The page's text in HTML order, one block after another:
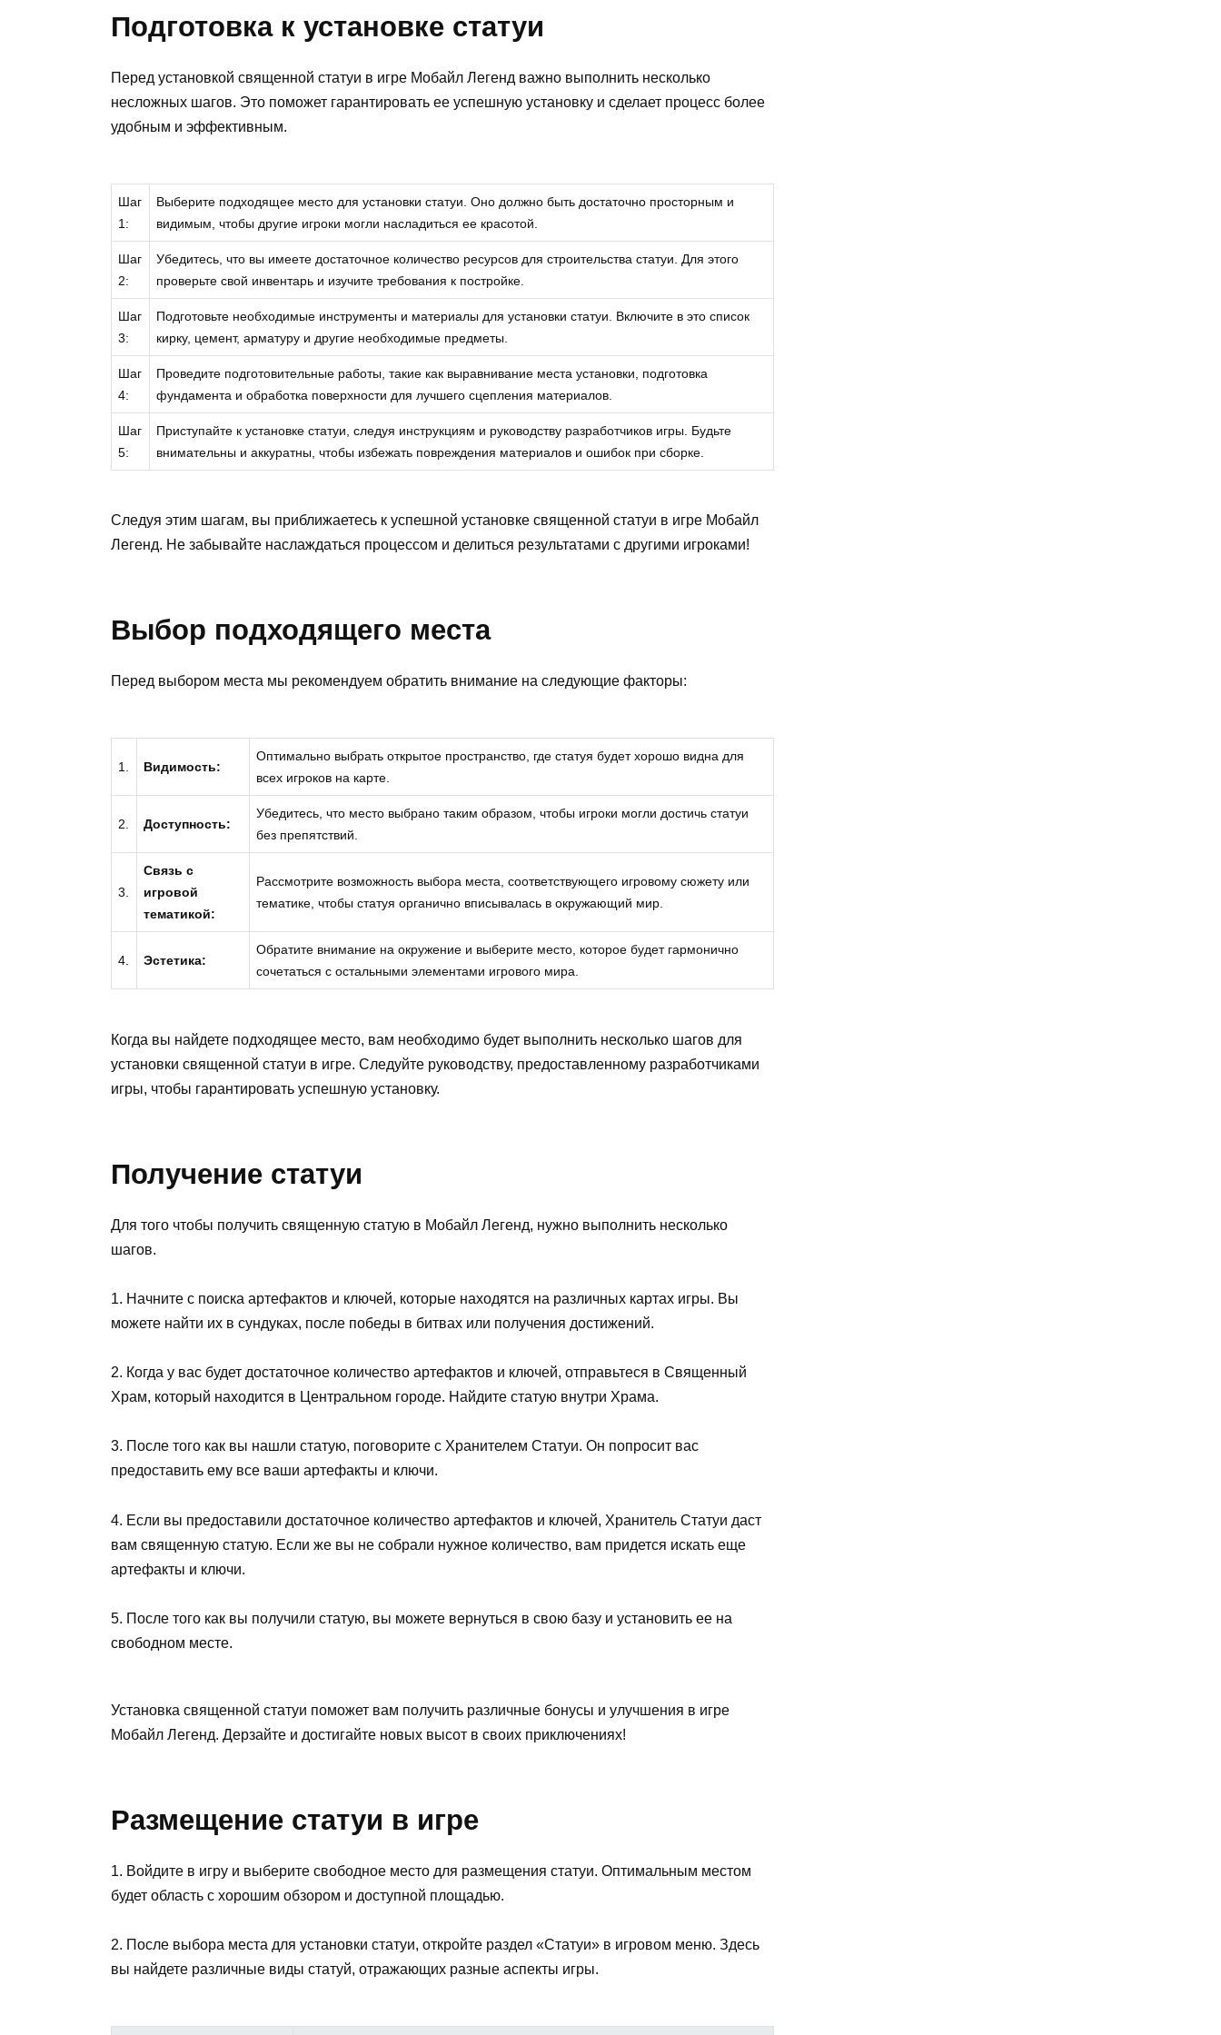
Подготовка к установке статуи
Перед установкой священной статуи в игре Мобайл Легенд важно выполнить несколько
несложных шагов. Это поможет гарантировать ее успешную установку и сделает процесс более
удобным и эффективным.
Шаг
1:
Выберите подходящее место для установки статуи. Оно должно быть достаточно просторным и
видимым, чтобы другие игроки могли насладиться ее красотой.
Шаг
2:
Убедитесь, что вы имеете достаточное количество ресурсов для строительства статуи. Для этого
проверьте свой инвентарь и изучите требования к постройке.
Шаг
3:
Подготовьте необходимые инструменты и материалы для установки статуи. Включите в это список
кирку, цемент, арматуру и другие необходимые предметы.
Шаг
4:
Проведите подготовительные работы, такие как выравнивание места установки, подготовка
фундамента и обработка поверхности для лучшего сцепления материалов.
Шаг
5:
Приступайте к установке статуи, следуя инструкциям и руководству разработчиков игры. Будьте
внимательны и аккуратны, чтобы избежать повреждения материалов и ошибок при сборке.
Следуя этим шагам, вы приближаетесь к успешной установке священной статуи в игре Мобайл
Легенд. Не забывайте наслаждаться процессом и делиться результатами с другими игроками!
Выбор подходящего места
Перед выбором места мы рекомендуем обратить внимание на следующие факторы:
1. Видимость:
Оптимально выбрать открытое пространство, где статуя будет хорошо видна для
всех игроков на карте.
2. Доступность:
Убедитесь, что место выбрано таким образом, чтобы игроки могли достичь статуи
без препятствий.
3.
Связь с
игровой
тематикой:
Рассмотрите возможность выбора места, соответствующего игровому сюжету или
тематике, чтобы статуя органично вписывалась в окружающий мир.
4. Эстетика:
Обратите внимание на окружение и выберите место, которое будет гармонично
сочетаться с остальными элементами игрового мира.
Когда вы найдете подходящее место, вам необходимо будет выполнить несколько шагов для
установки священной статуи в игре. Следуйте руководству, предоставленному разработчиками
игры, чтобы гарантировать успешную установку.
Получение статуи
Для того чтобы получить священную статую в Мобайл Легенд, нужно выполнить несколько
шагов.
1. Начните с поиска артефактов и ключей, которые находятся на различных картах игры. Вы
можете найти их в сундуках, после победы в битвах или получения достижений.
2. Когда у вас будет достаточное количество артефактов и ключей, отправьтеся в Священный
Храм, который находится в Центральном городе. Найдите статую внутри Храма.
3. После того как вы нашли статую, поговорите с Хранителем Статуи. Он попросит вас
предоставить ему все ваши артефакты и ключи.
4. Если вы предоставили достаточное количество артефактов и ключей, Хранитель Статуи даст
вам священную статую. Если же вы не собрали нужное количество, вам придется искать еще
артефакты и ключи.
5. После того как вы получили статую, вы можете вернуться в свою базу и установить ее на
свободном месте.
Установка священной статуи поможет вам получить различные бонусы и улучшения в игре
Мобайл Легенд. Дерзайте и достигайте новых высот в своих приключениях!
Размещение статуи в игре
1. Войдите в игру и выберите свободное место для размещения статуи. Оптимальным местом
будет область с хорошим обзором и доступной площадью.
2. После выбора места для установки статуи, откройте раздел «Статуи» в игровом меню. Здесь
вы найдете различные виды статуй, отражающих разные аспекты игры.